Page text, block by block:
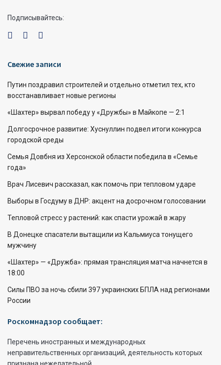
Подписывайтесь:
Свежие записи
Путин поздравил строителей и отдельно отметил тех, кто
восстанавливает новые регионы
«Шахтер» вырвал победу у «Дружбы» в Майкопе — 2:1
Долгосрочное развитие: Хуснуллин подвел итоги конкурса
городской среды
Семья Довбня из Херсонской области победила в «Семье
года»
Врач Лисевич рассказал, как помочь при тепловом ударе
Выборы в Госдуму в ДНР: акцент на досрочном голосовании
Тепловой стресс у растений: как спасти урожай в жару
В Донецке спасатели вытащили из Кальмиуса тонущего
мужчину
«Шахтер» — «Дружба»: прямая трансляция матча начнется в
18:00
Силы ПВО за ночь сбили 397 украинских БПЛА над регионами
России
Роскомнадзор сообщает:
Перечень иностранных и международных
неправительственных организаций, деятельность которых
признана нежелательной